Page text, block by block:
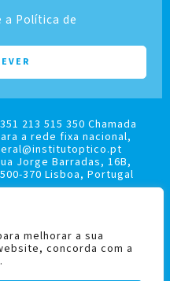
melhorar a sua
concorda com a
.
a Política de
213 515 350 Chamada
a rede fixa nacional,
Jorge Barradas, 16B,
370 Lisboa, Portugal